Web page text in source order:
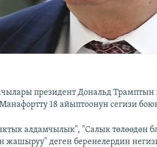
президент Дональд
18 айыптоонун сегизи
алдамчылык", "Салык төлөөдөн
жашыруу" деген беренелердин